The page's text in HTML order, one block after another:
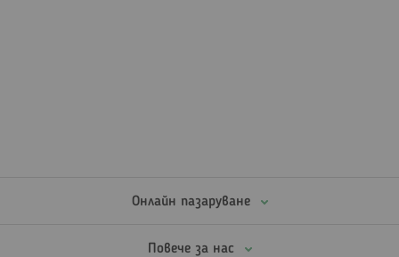
Онлайн пазаруване
Повече за нас